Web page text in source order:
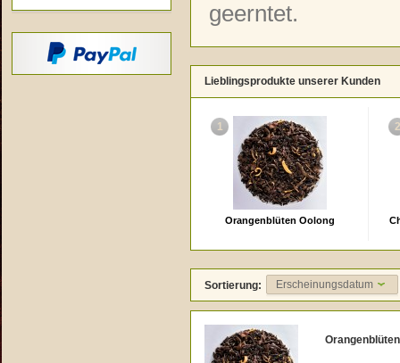
geerntet.
Lieblingsprodukte unserer Kunden
1
Orangenblüten Oolong
2
Sortierung: Erscheinungsdatum